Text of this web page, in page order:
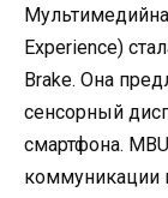
Experience)
Brake. Она
сенсорный
смартфона.
коммуникации